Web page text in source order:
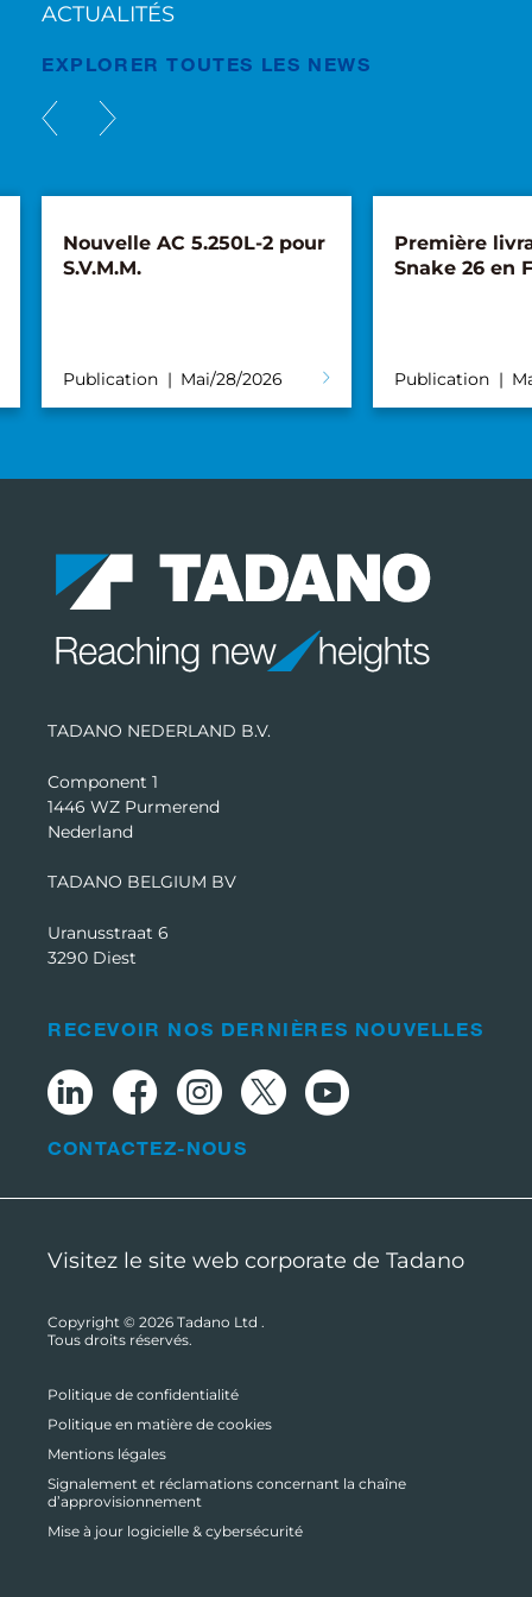
ACTUALITÉS
EXPLORER TOUTES LES NEWS
Nouvelle AC 5.250L-2 pour
S.V.M.M.
Publication Mai/28/2026
Première
Snake 26 en
Publication
TADANO NEDERLAND B.V.
Component 1
1446 WZ Purmerend
Nederland
TADANO BELGIUM BV
Uranusstraat 6
3290 Diest
RECEVOIR NOS DERNIÈRES NOUVELLES
CONTACTEZ-NOUS
Visitez le site web corporate de Tadano
Copyright © 2026 Tadano Ltd .
Tous droits réservés.
Politique de confidentialité
Politique en matière de cookies
Mentions légales
Signalement et réclamations concernant la chaîne
d’approvisionnement
Mise à jour logicielle & cybersécurité